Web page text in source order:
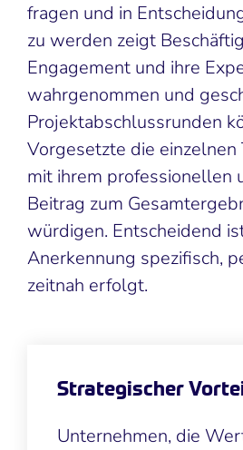
fragen und in
zu werden zeigt
Engagement und ihre
wahrgenommen und
Projektabschlussrunden
Vorgesetzte die
mit ihrem professionellen
Beitrag zum
würdigen. Entscheidend
Anerkennung spezifisch,
zeitnah erfolgt.
Strategischer
Unternehmen, die